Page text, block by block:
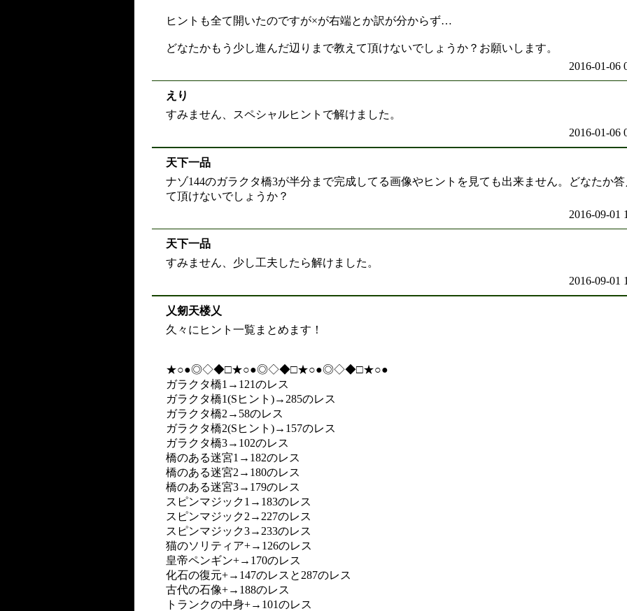
ヒントも全て開いたのですが×が右端とか訳が分からず…
どなたかもう少し進んだ辺りまで教えて頂けないでしょうか？お願いします。
2016-01-06
えり
すみません、スペシャルヒントで解けました。
2016-01-06
天下一品
ナゾ144のガラクタ橋3が半分まで完成してる画像やヒントを見ても出来ません。どなたか
て頂けないでしょうか？
2016-09-01
天下一品
すみません、少し工夫したら解けました。
2016-09-01
乂剱天楼乂
久々にヒント一覧まとめます！
★○●◎◇◆□★○●◎◇◆□★○●◎◇◆□★○●
ガラクタ橋1→121のレス
ガラクタ橋1(Sヒント)→285のレス
ガラクタ橋2→58のレス
ガラクタ橋2(Sヒント)→157のレス
ガラクタ橋3→102のレス
橋のある迷宮1→182のレス
橋のある迷宮2→180のレス
橋のある迷宮3→179のレス
スピンマジック1→183のレス
スピンマジック2→227のレス
スピンマジック3→233のレス
猫のソリティア+→126のレス
皇帝ペンギン+→170のレス
化石の復元+→147のレスと287のレス
古代の石像+→188のレス
トランクの中身+→101のレス